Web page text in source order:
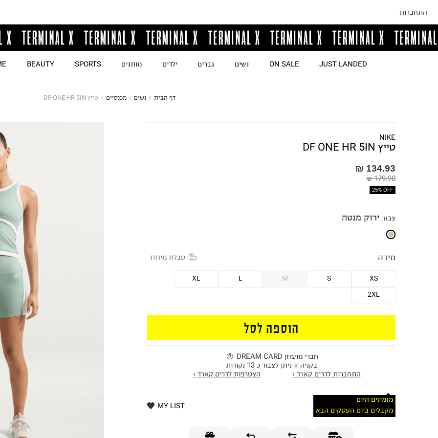
התחברות
JUST LANDED
ON SALE נשים גברים ילדים מותגים SPORTS
BEAUTY
דף הבית נשים מכנסיים טייץ DF ONE HR 5IN
NIKE
טייץ DF ONE HR 5IN
134.93 ₪
179.90 ₪
25% OFF
צבע: ירוק מנטה
מידה טבלת מידות
XS
S
M
L
XL
2XL
הוספה לסל
חברי מועדון DREAM CARD
בקניה זו ניתן לצבור כ 13 נקודות
התחברות לדרים קארד ›
הצטרפות לדרים קארד ›
מזמינים היום
מקבלים ביום העסקים הבא
MY LIST